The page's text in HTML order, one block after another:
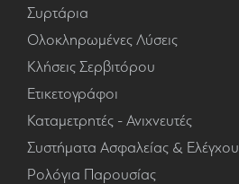
Συρτάρια
Ολοκληρωμένες Λύσεις
Κλήσεις Σερβιτόρου
Ετικετογράφοι
Καταμετρητές - Ανιχνευτές
Συστήματα Ασφαλείας & Ελέγχου
Ρολόγια Παρουσίας